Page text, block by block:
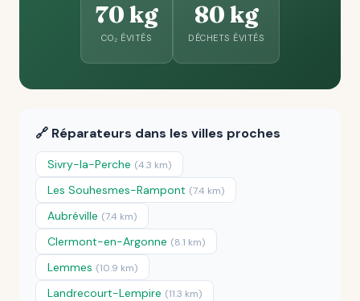
70 kg
CO₂ ÉVITÉS
80 kg
DÉCHETS ÉVITÉS
🔗 Réparateurs dans les villes proches
Sivry-la-Perche (4.3 km)
Les Souhesmes-Rampont (7.4 km)
Aubréville (7.4 km)
Clermont-en-Argonne (8.1 km)
Lemmes (10.9 km)
Landrecourt-Lempire (11.3 km)